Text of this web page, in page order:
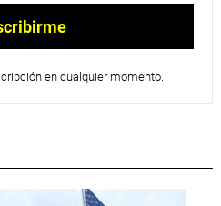
en cualquier momento.